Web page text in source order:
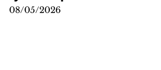
08/05/2026